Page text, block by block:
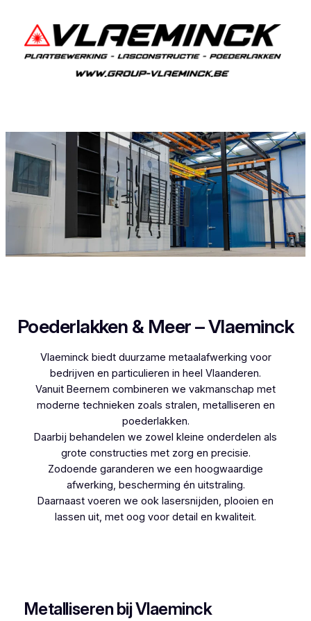
Poederlakken & Meer – Vlaeminck
Vlaeminck biedt duurzame metaalafwerking voor
bedrijven en particulieren in heel Vlaanderen.
Vanuit Beernem combineren we vakmanschap met
moderne technieken zoals stralen, metalliseren en
poederlakken.
Daarbij behandelen we zowel kleine onderdelen als
grote constructies met zorg en precisie.
Zodoende garanderen we een hoogwaardige
afwerking, bescherming én uitstraling.
Daarnaast voeren we ook lasersnijden, plooien en
lassen uit, met oog voor detail en kwaliteit.
Metalliseren bij Vlaeminck